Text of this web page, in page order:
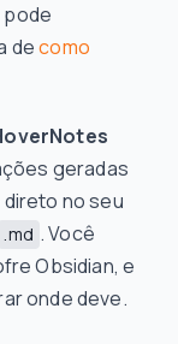
pode
decomo
geradas
no seu
.md . Você
Obsidian, e
onde deve.